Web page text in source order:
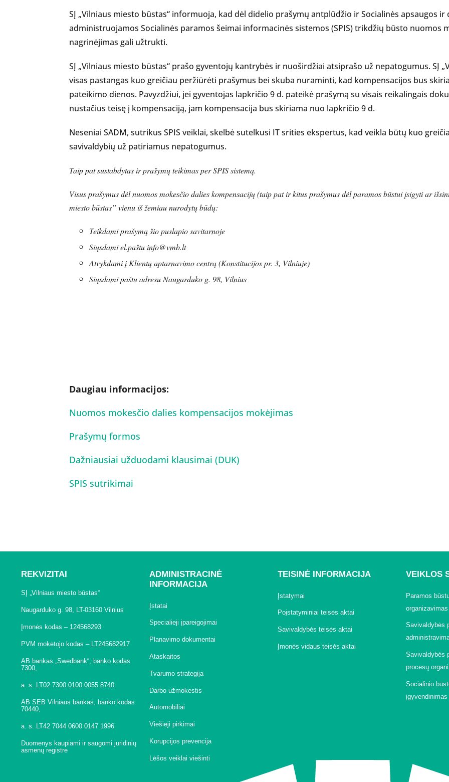
SĮ „Vilniaus miesto būstas“ informuoja, kad dėl didelio prašymų antplūdžio ir Socialinės apsaugos
administruojamos Socialinės paramos šeimai informacinės sistemos (SPIS) trikdžių būsto nuomos
nagrinėjimas gali užtrukti.
SĮ „Vilniaus miesto būstas“ prašo gyventojų kantrybės ir nuoširdžiai atsiprašo už nepatogumus. SĮ
visas pastangas kuo greičiau peržiūrėti prašymus bei skuba nuraminti, kad kompensacijos bus
pateikimo dienos. Pavyzdžiui, jei gyventojas lapkričio 9 d. pateikė prašymą su visais reikalingais
nustačius teisę į kompensaciją, jam kompensacija bus skiriama nuo lapkričio 9 d.
Neseniai SADM, sutrikus SPIS veiklai, skelbė sutelkusi IT srities ekspertus, kad veikla būtų kuo
savivaldybių už patiriamus nepatogumus.
Taip pat sustabdytas ir prašymų teikimas per SPIS sistemą.
Visus prašymus dėl nuomos mokesčio dalies kompensacijų (taip pat ir kitus prašymus dėl paramos būstui įsigyti ar
miesto būstas” vienu iš žemiau nurodytų būdų:
Teikdami prašymą šio puslapio savitarnoje
Siųsdami el.paštu info@vmb.lt
Atvykdami į Klientų aptarnavimo centrą (Konstitucijos pr. 3, Vilniuje)
Siųsdami paštu adresu Naugarduko g. 98, Vilnius
Daugiau informacijos:
Nuomos mokesčio dalies kompensacijos mokėjimas
Prašymų formos
Dažniausiai užduodami klausimai (DUK)
SPIS sutrikimai
REKVIZITAI
SĮ „Vilniaus miesto būstas“
Naugarduko g. 98, LT-03160 Vilnius
Įmonės kodas – 124568293
PVM mokėtojo kodas – LT245682917
AB bankas „Swedbank“, banko kodas
7300,
a. s. LT02 7300 0100 0055 8740
AB SEB Vilniaus bankas, banko kodas
70440,
a. s. LT42 7044 0600 0147 1996
Duomenys kaupiami ir saugomi juridinių
asmenų registre
ADMINISTRACINĖ
INFORMACIJA
Įstatai
Specialieji įpareigojimai
Planavimo dokumentai
Ataskaitos
Tvarumo strategija
Darbo užmokestis
Automobiliai
Viešieji pirkimai
Korupcijos prevencija
Lėšos veiklai viešinti
TEISINĖ INFORMACIJA
Įstatymai
Poįstatyminiai teisės aktai
Savivaldybės teisės aktai
Įmonės vidaus teisės aktai
VEIKLOS
Paramos
organizavimas
Savivaldybės
Savivaldybės
procesų
Socialinio
įgyvendinimas